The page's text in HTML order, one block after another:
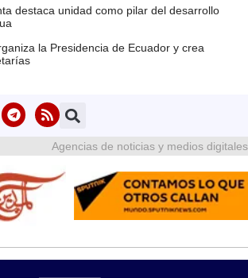
destaca unidad como pilar del desarrollo
la Presidencia de Ecuador y crea
Agencias de noticias y medios digitales